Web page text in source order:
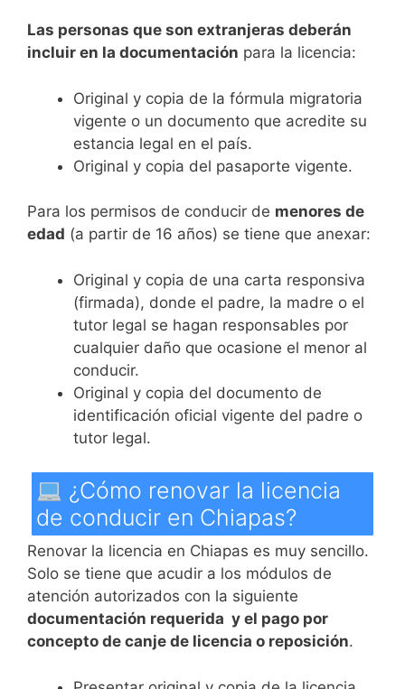
Las personas que son extranjeras deberán
incluir en la documentación para la licencia:
Original y copia de la fórmula migratoria
vigente o un documento que acredite su
estancia legal en el país.
Original y copia del pasaporte vigente.
Para los permisos de conducir de menores de
edad (a partir de 16 años) se tiene que anexar:
Original y copia de una carta responsiva
(firmada), donde el padre, la madre o el
tutor legal se hagan responsables por
cualquier daño que ocasione el menor al
conducir.
Original y copia del documento de
identificación oficial vigente del padre o
tutor legal.
¿Cómo renovar la licencia
de conducir en Chiapas?
Renovar la licencia en Chiapas es muy sencillo.
Solo se tiene que acudir a los módulos de
atención autorizados con la siguiente
documentación requerida y el pago por
concepto de canje de licencia o reposición.